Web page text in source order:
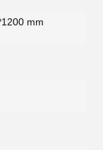
mm